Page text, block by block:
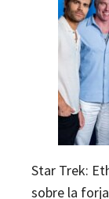
Star Trek:
sobre la